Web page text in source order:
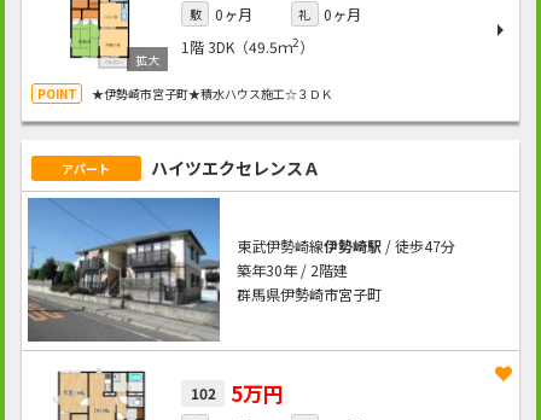
敷 0ヶ月 礼
0ヶ月
1階3DK（49.5ｍ2）
★伊勢崎市宮子町★積水ハウス施工☆３ＤＫ
アパート ハイツエクセレンスＡ
東武伊勢崎線伊勢崎駅/ 徒歩47分
築年30年 / 2階建
群馬県伊勢崎市宮子町
102 5万円